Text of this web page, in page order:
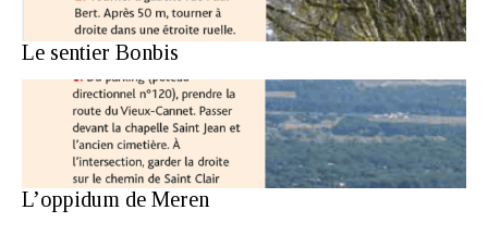
Le sentier Bonbis
L’oppidum de Meren